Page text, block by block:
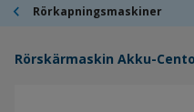
chevron_left Rörkapningsmaskiner
Rörskärmaskin Akku-